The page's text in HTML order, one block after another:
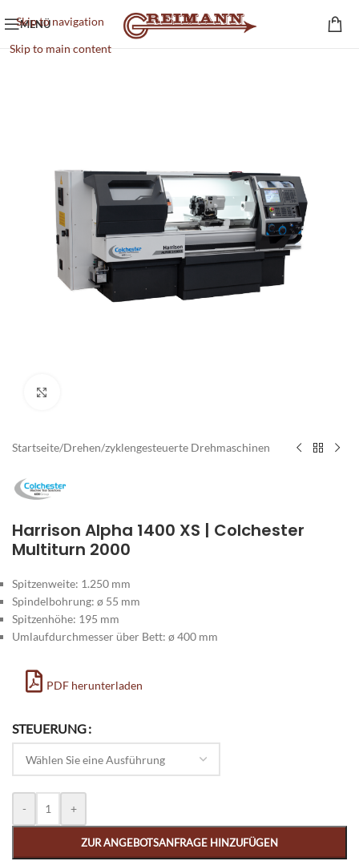
Skip to navigation
Skip to main content
MENÜ
Startseite/Drehen/zyklengesteuerte Drehmaschinen
Harrison Alpha 1400 XS | Colchester
Multiturn 2000
Spitzenweite: 1.250 mm
Spindelbohrung: ø 55 mm
Spitzenhöhe: 195 mm
Umlaufdurchmesser über Bett: ø 400 mm
PDF herunterladen
STEUERUNG
- +
ZUR ANGEBOTSANFRAGE HINZUFÜGEN
Alternative: